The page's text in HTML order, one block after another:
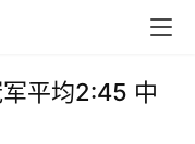
平均2:45 中